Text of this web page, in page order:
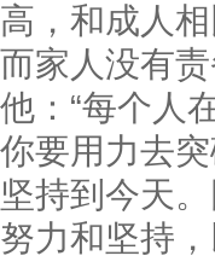
高，和成人
而家人没有
他：“每个人
你要用力去
坚持到今天
努力和坚持